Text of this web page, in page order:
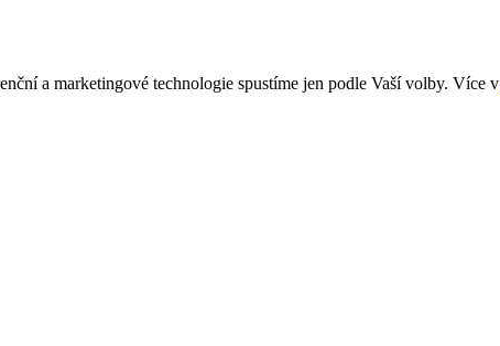
a marketingové technologie spustíme jen podle Vaší volby. Více v